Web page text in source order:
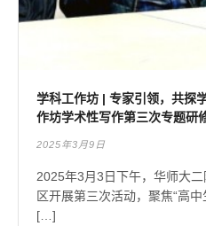
学科工作坊 | 专家引领，共
作坊学术性写作第三次专题研
2025年3月9日
2025年3月3日下午，华师大
区开展第三次活动，聚焦“高
[…]